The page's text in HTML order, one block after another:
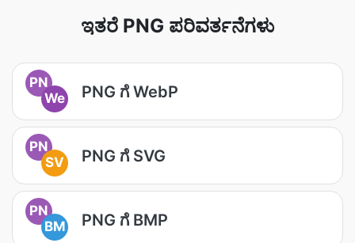
ಇತರೆ PNG ಪರಿವರ್ತನೆಗಳು
PN
We
PNG ಗೆ WebP
PN
SV
PNG ಗೆ SVG
PN
BM
PNG ಗೆ BMP